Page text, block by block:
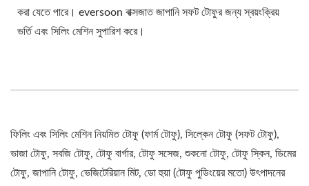
করা যেতে পারে। eversoon বাক্সজাত জাপানি সফট টোফুর জন্য স্বয়ংক্রিয়
ভর্তি এবং সিলিং মেশিন সুপারিশ করে।
ফিলিং এবং সিলিং মেশিন নিয়মিত টোফু (ফার্ম টোফু), সিল্কেন টোফু (সফট টোফু),
ভাজা টোফু, সবজি টোফু, টোফু বার্গার, টোফু সসেজ, শুকনো টোফু, টোফু স্কিন, ডিমের
টোফু, জাপানি টোফু, ভেজিটেরিয়ান মিট, ডো হুয়া (টোফু পুডিংয়ের মতো) উৎপাদনের